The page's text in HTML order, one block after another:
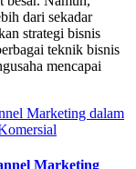
dari sekadar
strategi bisnis
teknik bisnis
mencapai
Marketing